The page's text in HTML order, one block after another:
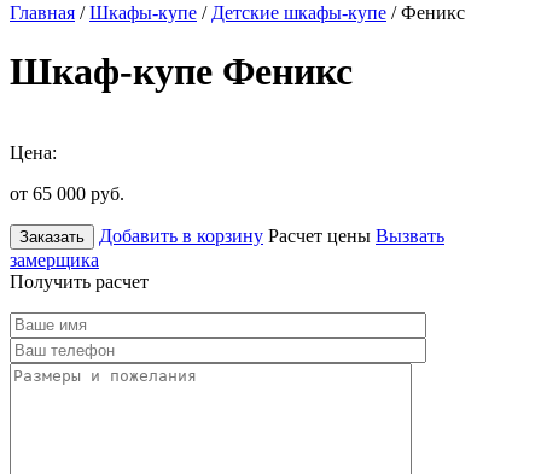
Главная /Шкафы-купе / Детские шкафы-купе / Феникс
Шкаф-купе Феникс
Цена:
от 65 000 руб.
Заказать Добавить в корзину Расчет цены Вызвать
замерщика
Получить расчет